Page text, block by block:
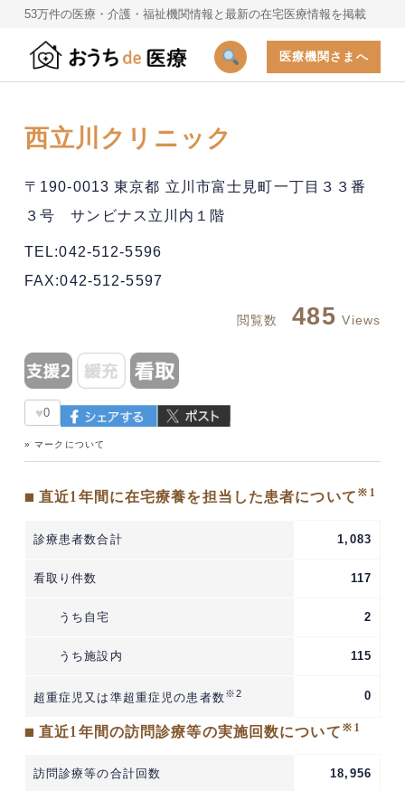
53万件の医療・介護・福祉機関情報と最新の在宅医療情報を掲載
医療機関さまへ
西立川クリニック
〒190-0013 東京都 立川市富士見町一丁目３３番
３号 サンビナス立川内１階
TEL:042-512-5596
FAX:042-512-5597
閲覧数 485 Views
♥0
» マークについて
■ 直近1年間に在宅療養を担当した患者について※1
診療患者数合計 1,083
看取り件数 117
うち自宅 2
うち施設内 115
超重症児又は準超重症児の患者数※2 0
■ 直近1年間の訪問診療等の実施回数について※1
訪問診療等の合計回数 18,956